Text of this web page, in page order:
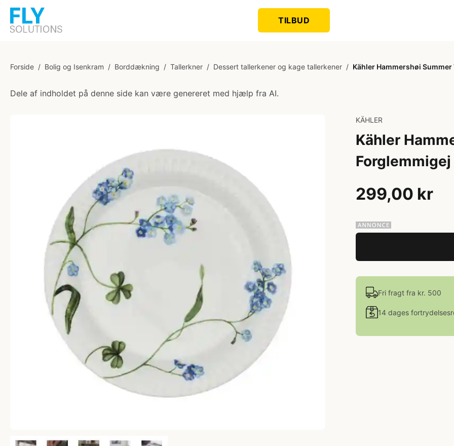
TILBUD
Forside / Bolig og Isenkram / Borddækning / Tallerkner / Dessert tallerkener og kage tallerkener / Kähler Hammershøi
Dele af indholdet på denne side kan være genereret med hjælp fra AI.
KÄHLER
Kähler
Forglemmigej
299,00 kr
Fri fragt fra kr. 500
14 dages